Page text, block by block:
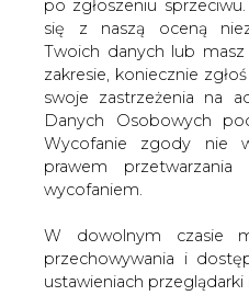
po zgłoszeniu
się z naszą oceną
Twoich danych lub
zakresie, koniecznie
swoje zastrzeżenia na
Danych Osobowych
Wycofanie zgody nie
prawem
wycofaniem.
W dowolnym czasie
przechowywania i
ustawieniach
wsparciem logistycznym
która zajmuje się
meczów w sezonie
telewizyjnego do
oraz do platformy
mogą oglądać mecze PKO
granicami Polski.
Sponsoring sportowy
komunikacji
Ekstraklasa to ponad
tydzień przed
śledzących z uwagą